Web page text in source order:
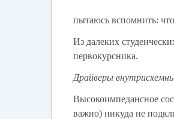
пытаюсь вспомнить:
Из далеких
первокурсника.
Драйверы
Высокоимпедансное
важно) никуда не